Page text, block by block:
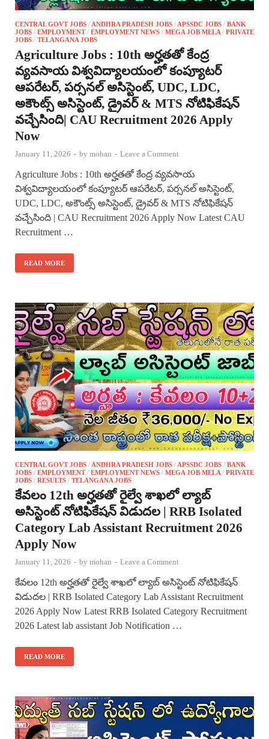
CENTRAL GOVT JOBS /ANDHRA PRADESH JOBS /APSSDC JOBS / BANK
JOBS / EMPLOYMENT/ EMPLOYMENT NEWS / MEGA JOB MELA/ PRIVATE
JOBS / TELANGANA JOBS
Agriculture Jobs : 10th అర్హతతో కేంద్ర
వ్యవసాయ విశ్వవిద్యాలయంలో కంప్యూటర్
ఆపరేటర్, పర్సనల్ అసిస్టెంట్, UDC, LDC,
అకౌంట్స్ అసిస్టెంట్, డ్రైవర్ & MTS నోటిఫికేషన్
వచ్చేసింది| CAU Recruitment 2026 Apply
Now
January 11, 2026 - by mohan - Leave a Comment
Agriculture Jobs : 10th అర్హతతో కేంద్ర వ్యవసాయ
విశ్వవిద్యాలయంలో కంప్యూటర్ ఆపరేటర్, పర్సనల్ అసిస్టెంట్,
UDC, LDC, అకౌంట్స్ అసిస్టెంట్, డ్రైవర్ & MTS నోటిఫికేషన్
వచ్చేసింది | CAU Recruitment 2026 Apply Now Latest CAU
Recruitment …
READ MORE
CENTRAL GOVT JOBS / ANDHRA PRADESH JOBS / APSSDC JOBS / BANK
JOBS / EMPLOYMENT/ EMPLOYMENT NEWS / MEGA JOB MELA / PRIVATE
JOBS / RESULTS / TELANGANA JOBS
కేవలం 12th అర్హతతో రైల్వే శాఖలో ల్యాబ్
అసిస్టెంట్ నోటిఫికేషన్ విడుదల | RRB Isolated
Category Lab Assistant Recruitment 2026
Apply Now
January 11, 2026 - by mohan - Leave a Comment
కేవలం 12th అర్హతతో రైల్వే శాఖలో ల్యాబ్ అసిస్టెంట్ నోటిఫికేషన్
విడుదల | RRB Isolated Category Lab Assistant Recruitment
2026 Apply Now Latest RRB Isolated Category Recruitment
2026 Latest lab assistant Job Notification …
READ MORE